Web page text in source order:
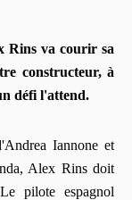
Rins va courir sa
constructeur, à
défi l'attend.
Iannone et
Alex Rins doit
pilote espagnol